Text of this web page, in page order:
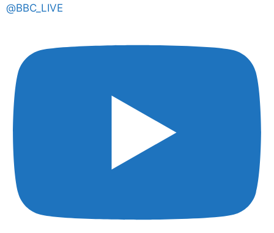
@BBC_LIVE